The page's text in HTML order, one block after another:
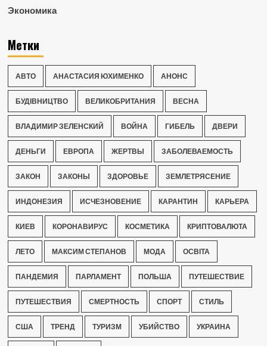
Экономика
Метки
АВТО АНАСТАСИЯ ЮХИМЕНКО АНОНС
БУДІВНИЦТВО ВЕЛИКОБРИТАНИЯ ВЕСНА
ВЛАДИМИР ЗЕЛЕНСКИЙ ВОЙНА ГИБЕЛЬ ДВЕРИ
ДЕНЬГИ ЕВРОПА ЖЕРТВЫ ЗАБОЛЕВАЕМОСТЬ
ЗАКОН ЗАКОНЫ ЗДОРОВЬЕ ЗЕМЛЕТРЯСЕНИЕ
ИНДОНЕЗИЯ ИСЧЕЗНОВЕНИЕ КАРАНТИН КАРЬЕРА
КИЕВ КОРОНАВИРУС КОСМЕТИКА КРИПТОВАЛЮТА
ЛЕТО МАКСИМ СТЕПАНОВ МОДА ОСВІТА
ПАНДЕМИЯ ПАРЛАМЕНТ ПОЛЬША ПУТЕШЕСТВИЕ
ПУТЕШЕСТВИЯ СМЕРТНОСТЬ СПОРТ СТИЛЬ
США ТРЕНД ТУРИЗМ УБИЙСТВО УКРАИНА